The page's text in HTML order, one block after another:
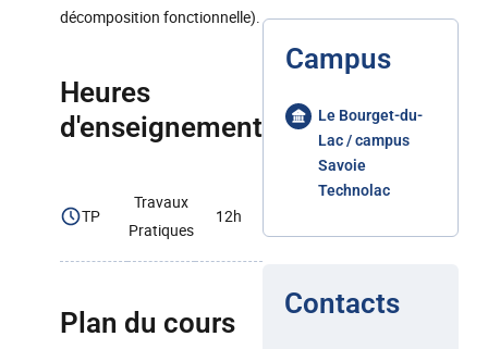
décomposition fonctionnelle).
Heures
d'enseignement
TP
Travaux
Pratiques
12h
Plan du cours
Campus
Le Bourget-du-
Lac / campus
Savoie
Technolac
Contacts